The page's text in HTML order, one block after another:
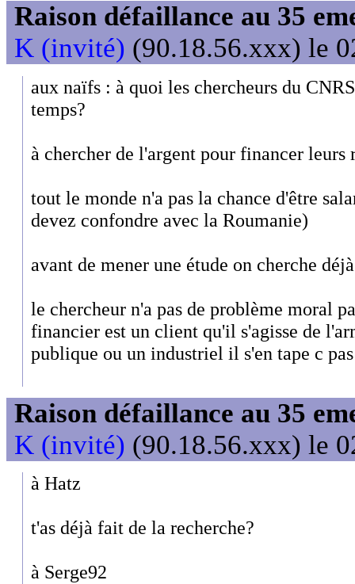
Raison défaillance au 35
K (invité) (90.18.56.xxx) le
aux naïfs : à quoi les chercheurs du
temps?
à chercher de l'argent pour financer leurs
tout le monde n'a pas la chance d'être
devez confondre avec la Roumanie)
avant de mener une étude on cherche
le chercheur n'a pas de problème moral
financier est un client qu'il s'agisse de
publique ou un industriel il s'en tape c
Raison défaillance au 35
K (invité) (90.18.56.xxx) le
à Hatz
t'as déjà fait de la recherche?
à Serge92